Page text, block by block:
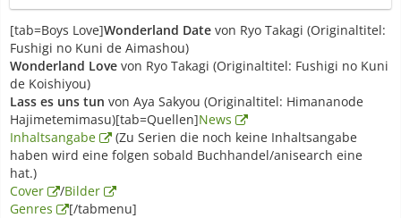
[tab=Boys Love]Wonderland Date von Ryo Takagi (Originaltitel:
Fushigi no Kuni de Aimashou)
Wonderland Love von Ryo Takagi (Originaltitel: Fushigi no Kuni
de Koishiyou)
Lass es uns tun von Aya Sakyou (Originaltitel: Himananode
Hajimetemimasu)[tab=Quellen]News
Inhaltsangabe
(Zu Serien die noch keine Inhaltsangabe
haben wird eine folgen sobald Buchhandel/anisearch eine
hat.)
Cover
/Bilder
Genres
[/tabmenu]